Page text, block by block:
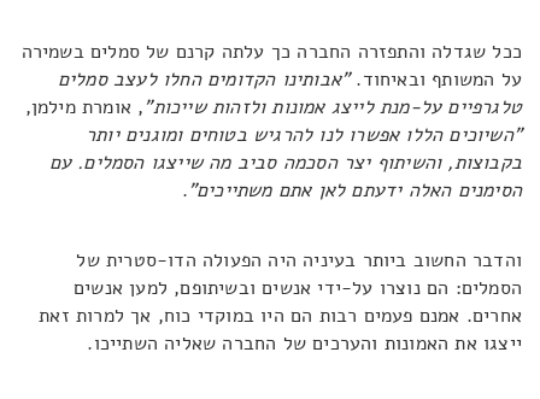
ככל שגדלה והתפזרה החברה כך עלתה קרנם של סמלים בשמירה
על המשותף ובאיחוד."אבותינו הקדומים החלו לעצב סמלים
טלגרפיים על-מנת לייצג אמונות ולזהות שייכות", אומרת מילמן,
"השיוכים הללו אפשרו לנו להרגיש בטוחים ומוגנים יותר
בקבוצות, והשיתוף יצר הסכמה סביב מה שייצגו הסמלים. עם
הסימנים האלה ידעתם לאן אתם משתייכים".
והדבר החשוב ביותר בעיניה היה הפעולה הדו-סטרית של
הסמלים: הם נוצרו על-ידי אנשים ובשיתופם, למען אנשים
אחרים. אמנם פעמים רבות הם היו במוקדי כוח, אך למרות זאת
ייצגו את האמונות והערכים של החברה שאליה השתייכו.